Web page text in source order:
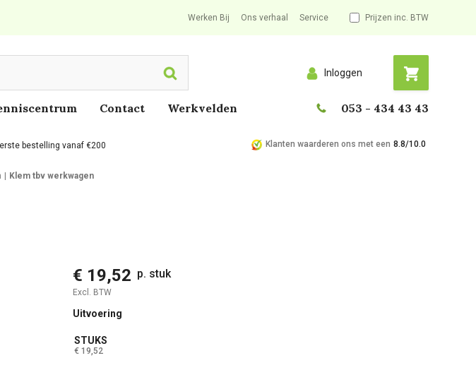
Werken Bij Ons verhaal Service Prijzen inc. BTW
Search Inloggen
Contact Werkvelden 053 - 434 43 43
bestelling vanaf €200 Klanten waarderen ons met een 8.8/10.0
Klem tbv werkwagen
€ 19,52 p. stuk
Excl. BTW
Uitvoering
STUKS
€ 19,52